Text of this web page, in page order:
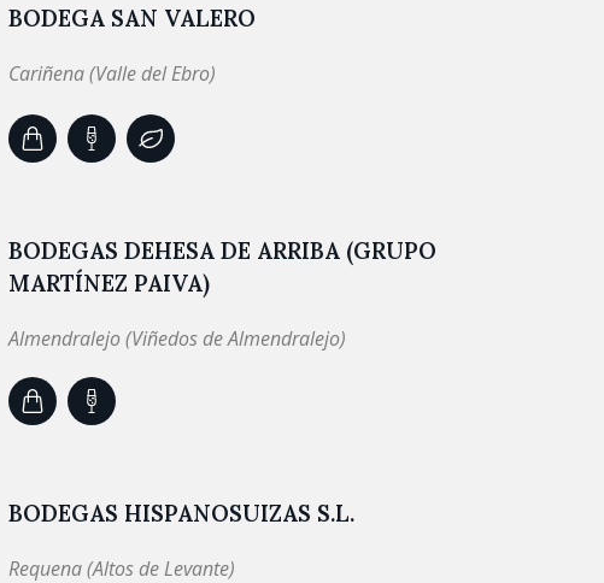
BODEGA SAN VALERO
Cariñena (Valle del Ebro)
BODEGAS DEHESA DE ARRIBA (GRUPO
MARTÍNEZ PAIVA)
Almendralejo (Viñedos de Almendralejo)
BODEGAS HISPANOSUIZAS S.L.
Requena (Altos de Levante)